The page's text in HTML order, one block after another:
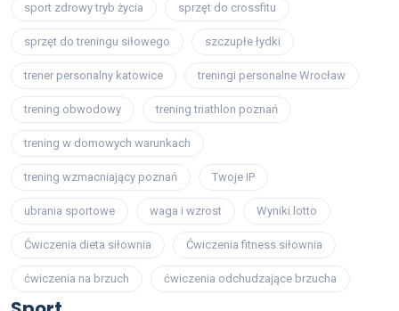
sport zdrowy tryb życia sprzęt do crossfitu
sprzęt do treningu siłowego szczupłe łydki
trener personalny katowice treningi personalne Wrocław
trening obwodowy trening triathlon poznań
trening w domowych warunkach
trening wzmacniający poznań Twoje IP
ubrania sportowe waga i wzrost Wyniki lotto
Ćwiczenia dieta siłownia Ćwiczenia fitness siłownia
ćwiczenia na brzuch ćwiczenia odchudzające brzucha